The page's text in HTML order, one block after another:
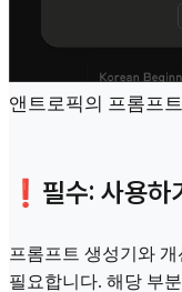
앤트로픽의 프롬프
❗️필수: 사용하
프롬프트 생성기와
필요합니다. 해당 부